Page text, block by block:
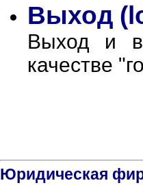
Выход
Выход и
качестве
Юридическая